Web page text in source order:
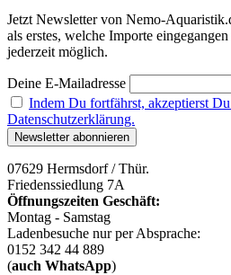
Jetzt Newsletter von Nemo-
als erstes, welche Importe
jederzeit möglich.
Deine E-Mailadresse
Indem Du fortfährst, akzeptierst Du
Datenschutzerklärung.
07629 Hermsdorf / Thür.
Friedenssiedlung 7A
Öffnungszeiten Geschäft:
Montag - Samstag
Ladenbesuche nur per Absprache:
0152 342 44 889
(auch WhatsApp)